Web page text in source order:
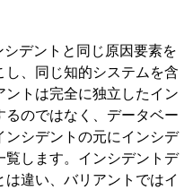
シデントと同じ原因要素を
、同じ知的システムを含
トは完全に独立したイン
のではなく、データベー
シデントの元にインシデ
覧します。インシデントデ
違い、バリアントではイ